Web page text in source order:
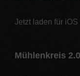
Jetzt laden für iOS
Mühlenkreis